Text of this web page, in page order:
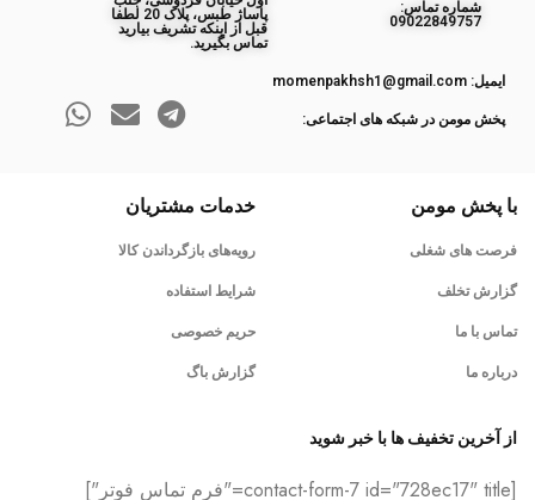
ﺷﻤﺎره ﺗﻤﺎس:
09022849757
پاساژ طبس، پلاک 20 لطفا
قبل از اینکه تشریف بیارید
تماس بگیرید.
ایمیل: momenpakhsh1@gmail.com
پخش مومن در شبکه های اجتماعی:
با پخش مومن
فرصت های شغلی
گزارش تخلف
تماس با ما
درباره ما
خدمات مشتریان
رویه‌های بازگرداندن کالا
شرایط استفاده
حریم خصوصی
گزارش باگ
از آخرین تخفیف ها با خبر شوید
[contact-form-7 id="728ec17" title="فرم تماس فوتر"]